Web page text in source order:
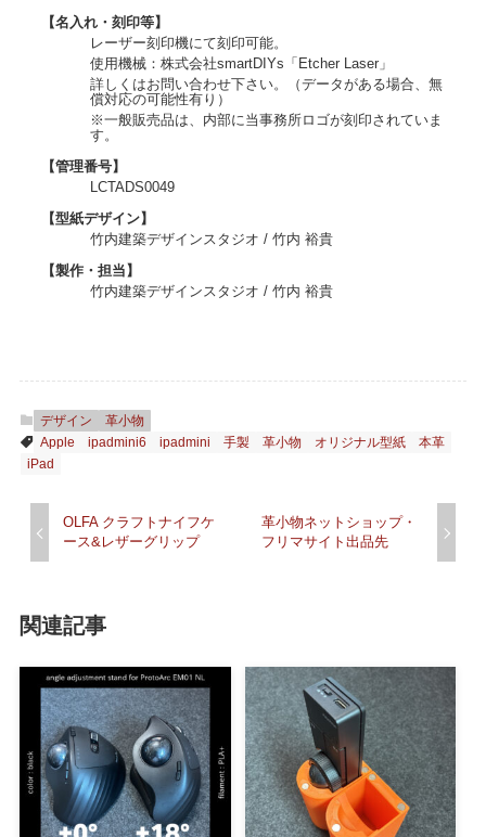
【名入れ・刻印等】
レーザー刻印機にて刻印可能。
使用機械：株式会社smartDIYs「Etcher Laser」
詳しくはお問い合わせ下さい。（データがある場合、無
償対応の可能性有り）
※一般販売品は、内部に当事務所ロゴが刻印されていま
す。
【管理番号】
LCTADS0049
【型紙デザイン】
竹内建築デザインスタジオ / 竹内 裕貴
【製作・担当】
竹内建築デザインスタジオ / 竹内 裕貴
デザイン
革小物
Apple
ipadmini6 ipadmini 手製 革小物 オリジナル型紙
本革
iPad
OLFA クラフトナイフケ
ース&レザーグリップ
革小物ネットショップ・
フリマサイト出品先
関連記事